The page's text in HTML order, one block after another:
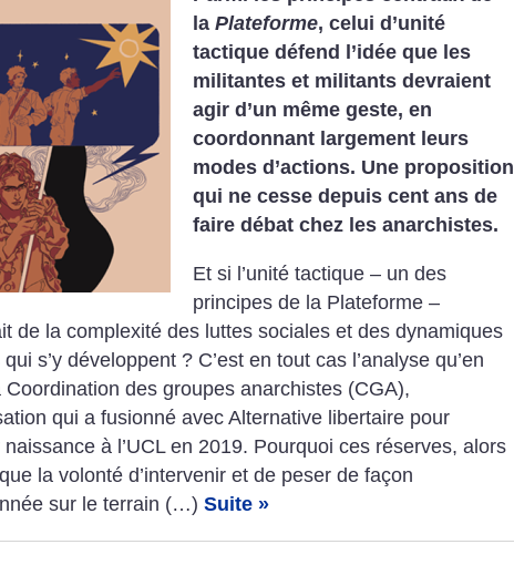
la Plateforme, celui d’unité
tactique défend l’idée que les
militantes et militants devraient
agir d’un même geste, en
coordonnant largement leurs
modes d’actions. Une proposition
qui ne cesse depuis cent ans de
faire débat chez les anarchistes.
Et si l’unité tactique – un des
principes de la Plateforme –
de la complexité des luttes sociales et des dynamiques
s’y développent ? C’est en tout cas l’analyse qu’en
Coordination des groupes anarchistes (CGA),
qui a fusionné avec Alternative libertaire pour
à l’UCL en 2019. Pourquoi ces réserves, alors
la volonté d’intervenir et de peser de façon
sur le terrain (…) Suite »